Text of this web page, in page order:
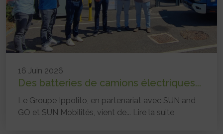
16 Juin 2026
Des batteries de camions électriques...
Le Groupe Ippolito, en partenariat avec SUN and
GO et SUN Mobilités, vient de... Lire la suite